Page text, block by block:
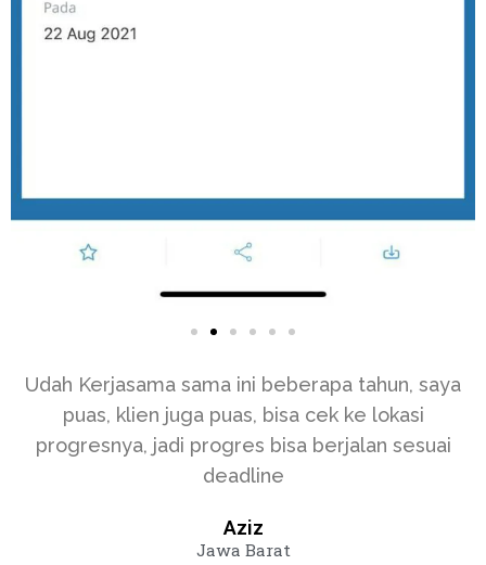
Udah Kerjasama sama ini beberapa tahun, saya
puas, klien juga puas, bisa cek ke lokasi
progresnya, jadi progres bisa berjalan sesuai
deadline
Aziz
Jawa Barat